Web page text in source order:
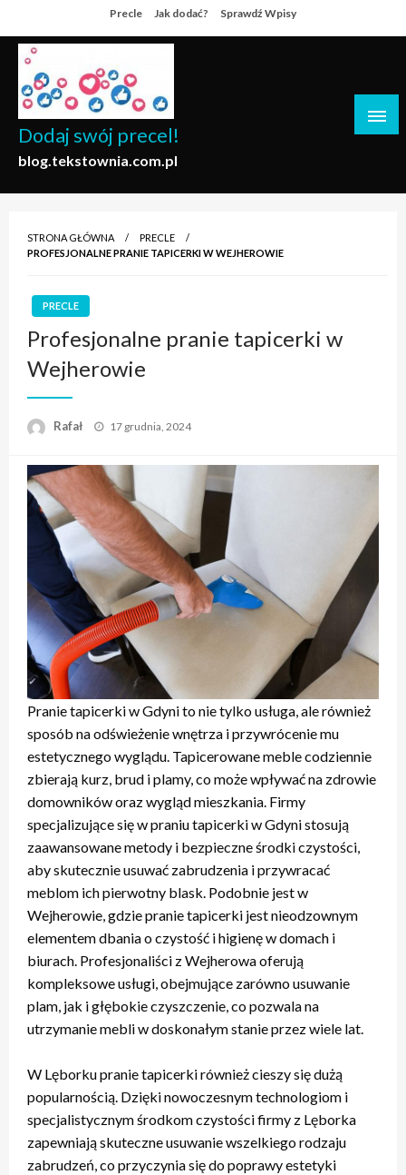
to
content
Precle Jak dodać? Sprawdź Wpisy
Dodaj swój precel!
blog.tekstownia.com.pl
STRONA GŁÓWNA
PRECLE
PROFESJONALNE PRANIE TAPICERKI W WEJHEROWIE
PRECLE
Profesjonalne pranie tapicerki w
Wejherowie
Rafał
Opublikowane
17 grudnia, 2024
Pranie tapicerki w Gdyni to nie tylko usługa, ale również
sposób na odświeżenie wnętrza i przywrócenie mu
estetycznego wyglądu. Tapicerowane meble codziennie
zbierają kurz, brud i plamy, co może wpływać na zdrowie
domowników oraz wygląd mieszkania. Firmy
specjalizujące się w praniu tapicerki w Gdyni stosują
zaawansowane metody i bezpieczne środki czystości,
aby skutecznie usuwać zabrudzenia i przywracać
meblom ich pierwotny blask. Podobnie jest w
Wejherowie, gdzie pranie tapicerki jest nieodzownym
elementem dbania o czystość i higienę w domach i
biurach. Profesjonaliści z Wejherowa oferują
kompleksowe usługi, obejmujące zarówno usuwanie
plam, jak i głębokie czyszczenie, co pozwala na
utrzymanie mebli w doskonałym stanie przez wiele lat.
W Lęborku pranie tapicerki również cieszy się dużą
popularnością. Dzięki nowoczesnym technologiom i
specjalistycznym środkom czystości firmy z Lęborka
zapewniają skuteczne usuwanie wszelkiego rodzaju
zabrudzeń, co przyczynia się do poprawy estetyki